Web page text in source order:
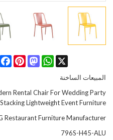
Pinterest
Mastodon
WhatsApp X
المبيعات الساخنة
Rental Chair For Wedding Party
Stacking Lightweight Event Furniture
Restaurant Furniture Manufacturer
796S-H45-ALU